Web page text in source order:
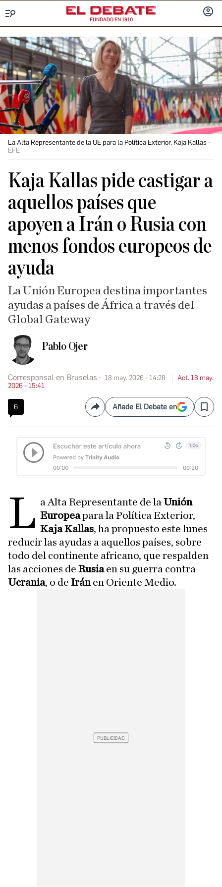
FUNDADO EN 1910
La Alta Representante de la UE para la Política Exterior, Kaja Kallas
EFE
Kaja Kallas pide castigar a
aquellos países que
apoyen a Irán o Rusia con
menos fondos europeos de
ayuda
La Unión Europea destina importantes
ayudas a países de África a través del
Global Gateway
Pablo Ojer
Corresponsal en Bruselas 18 may. 2026 - 14:28
Act. 18 may.
2026 - 15:41
6 CompartirAñade El Debate en Save
L a Alta Representante de laUnión
Europeapara la Política Exterior,
Kaja Kallas, ha propuesto este lunes
reducir las ayudas a aquellos países, sobre
todo del continente africano, que respalden
las acciones de Rusiaen su guerra contra
Ucrania, o de Iránen Oriente Medio.